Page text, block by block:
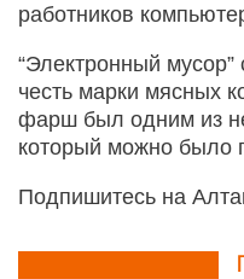
работников
“Электронный
честь марки мясных
фарш был одним из
который можно было
Подпишитесь на